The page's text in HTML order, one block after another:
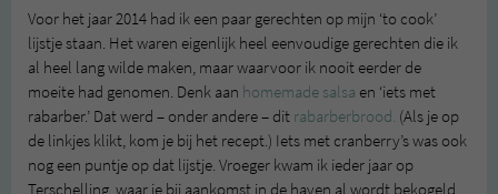
Voor het jaar 2014 had ik een paar gerechten op mijn ‘to cook’
lijstje staan. Het waren eigenlijk heel eenvoudige gerechten die ik
al heel lang wilde maken, maar waarvoor ik nooit eerder de
moeite had genomen. Denk aan homemade salsa en ‘iets met
rabarber.’ Dat werd – onder andere – dit rabarberbrood. (Als je op
de linkjes klikt, kom je bij het recept.) Iets met cranberry’s was ook
nog een puntje op dat lijstje. Vroeger kwam ik ieder jaar op